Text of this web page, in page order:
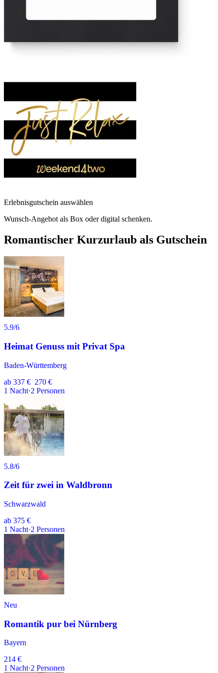
Erlebnisgutschein auswählen
Wunsch-Angebot als Box oder digital schenken.
Romantischer Kurzurlaub als Gutschein
5.9/6
Heimat Genuss mit Privat Spa
Baden-Württemberg
ab 337 € 270 €
1 Nacht·2 Personen
5.8/6
Zeit für zwei in Waldbronn
Schwarzwald
ab 375 €
1 Nacht·2 Personen
Neu
Romantik pur bei Nürnberg
Bayern
214 €
1 Nacht·2 Personen